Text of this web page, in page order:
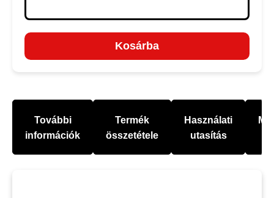
Kosárba
További
információk
Termék
összetétele
Használati
utasítás